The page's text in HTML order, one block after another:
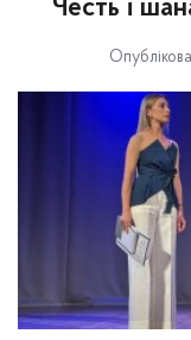
Честь і